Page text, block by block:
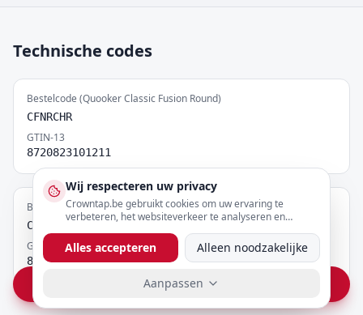
Technische codes
Bestelcode (Quooker Classic Fusion Round)
CFNRCHR
GTIN-13
8720823101211
Bestelcode (Reservoir COMBI)
COMBI
GTIN-13
8720823100597
Vraag prijs op WhatsApp
Wij respecteren uw privacy
Crowntap.be gebruikt cookies om uw ervaring te
verbeteren, het websiteverkeer te analyseren en
voorkeuren hieronder aanpassen.
Alles accepteren Alleen noodzakelijke
Aanpassen